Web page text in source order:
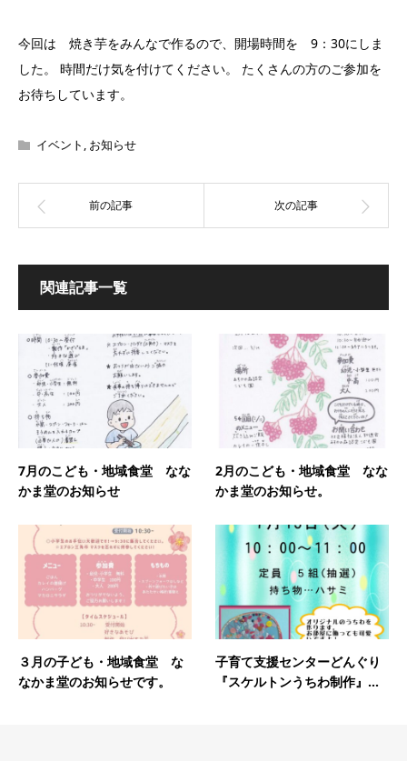
今回は 焼き芋をみんなで作るので、開場時間を 9：30にしま
した。 時間だけ気を付けてください。 たくさんの方のご参加を
お待ちしています。
イベント , お知らせ
関連記事一覧
7月のこども・地域食堂 なな
かま堂のお知らせ
2月のこども・地域食堂 なな
かま堂のお知らせ。
３月の子ども・地域食堂 な
なかま堂のお知らせです。
子育て支援センターどんぐり
『スケルトンうちわ制作』...